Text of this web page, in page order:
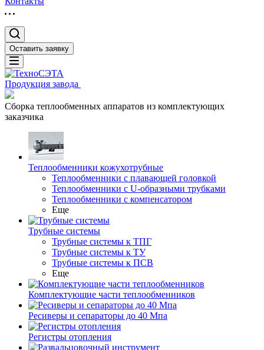
Оставить заявку
Продукция завода
Сборка теплообменных аппаратов из комплектующих
заказчика
Теплообменники кожухотрубные
Теплообменники с плавающей головкой
Теплообменники с U-образными трубками
Теплообменники с компенсатором
Еще
Трубные системы
Трубные системы к ТПГ
Трубные системы к ТУ
Трубные системы к ПСВ
Еще
Комплектующие части теплообменников
Ресиверы и сепараторы до 40 Мпа
Регистры отопления